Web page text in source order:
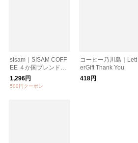
sisam｜SISAM COFF
EE ４か国ブレンドコ
ーヒー 160g（豆・
粉）【ギフトおすす
1,296円
500円クーポン
コーヒー乃川島｜Lett
erGift Thank You
418円